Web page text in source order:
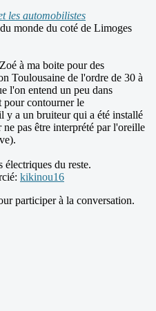
les automobilistes
monde du coté de Limoges
à ma boite pour des
Toulousaine de l'ordre de 30 à
l'on entend un peu dans
pour contourner le
y a un bruiteur qui a été installé
pas être interprété par l'oreille
électriques du reste.
kikinou16
participer à la conversation.